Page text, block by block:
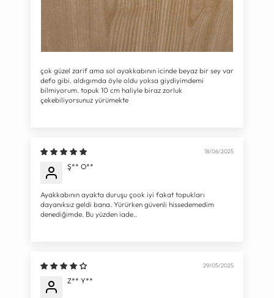
çok güzel zarif ama sol ayakkabının icinde beyaz bir sey var
defo gibi. aldıgımda öyle oldu yoksa giydiyimdemi
bilmiyorum. topuk 10 cm haliyle biraz zorluk
çekebiliyorsunuz yürümekte
18/06/2025
Ş** O**
Ayakkabının ayakta duruşu çook iyi fakat topukları
dayanıksız geldi bana. Yürürken güvenli hissedemedim
denediğimde. Bu yüzden iade..
29/05/2025
Z** Y**